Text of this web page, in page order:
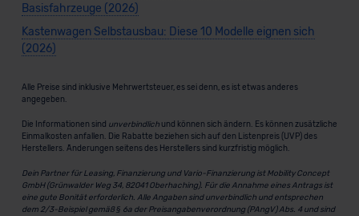
Basisfahrzeuge (2026)
Kastenwagen Selbstausbau: Diese 10 Modelle eignen sich
(2026)
Alle Preise sind inklusive Mehrwertsteuer, es sei denn, es ist etwas anderes
angegeben.
Die Informationen sind unverbindlichund können sich ändern. Es können zusätzliche
Einmalkosten anfallen. Die Rabatte beziehen sich auf den Listenpreis (UVP) des
Herstellers. Änderungen seitens des Herstellers sind kurzfristig möglich.
Dein Partner für Leasing, Finanzierung und Vario-Finanzierung ist Mobility Concept
GmbH (Grünwalder Weg 34, 82041 Oberhaching). Für die Annahme eines Antrags ist
eine gute Bonität erforderlich. Alle Angaben sind unverbindlich und entsprechen
dem 2/3-Beispiel gemäß § 6a der Preisangabenverordnung (PAngV) Abs. 4 und sind